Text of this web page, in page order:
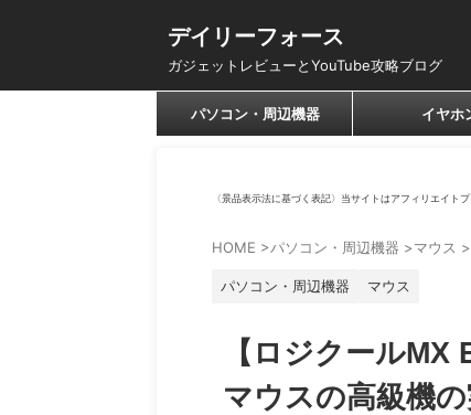
デイリーフォース
ガジェットレビューとYouTube攻略ブログ
パソコン・周辺機器 イヤホ
〈景品表示法に基づく表記〉当サイトはアフィリエイト
HOME >パソコン・周辺機器 >マウス >
パソコン・周辺機器 マウス
【ロジクール
マウスの高級機の